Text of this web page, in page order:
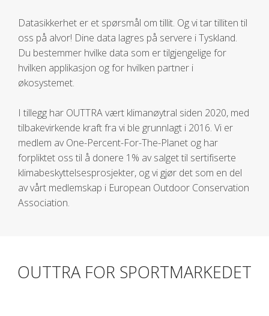
Datasikkerhet er et spørsmål om tillit. Og vi tar tilliten til
oss på alvor! Dine data lagres på servere i Tyskland.
Du bestemmer hvilke data som er tilgjengelige for
hvilken applikasjon og for hvilken partner i
økosystemet.
I tillegg har OUTTRA vært klimanøytral siden 2020, med
tilbakevirkende kraft fra vi ble grunnlagt i 2016. Vi er
medlem av One-Percent-For-The-Planet og har
forpliktet oss til å donere 1% av salget til sertifiserte
klimabeskyttelsesprosjekter, og vi gjør det som en del
av vårt medlemskap i European Outdoor Conservation
Association.
OUTTRA FOR SPORTMARKEDET